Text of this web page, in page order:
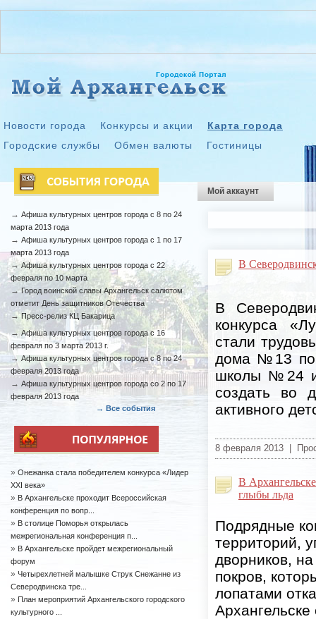
Новости города Конкурсы и акции
Карта города
Городские службы
Обмен валюты Гостиницы
Мой аккаунт
В
В
конкурса
стали
дома №13 по
школы №24 и
создать во
активного
8 февраля 2013 |
В
глыбы льда
Подрядные
территорий,
дворников,
покров,
лопатами
→ Афиша культурных центров города с 8 по 24
марта 2013 года
→ Афиша культурных центров города с 1 по 17
марта 2013 года
→Афиша культурных центров города с 22
февраля по 10 марта
→Город воинской славы Архангельск салютом
отметит День защитников Отечества
→Пресс-релиз КЦ Бакарица
→ Афиша культурных центров города с 16
февраля по 3 марта 2013 г.
→ Афиша культурных центров города с 8 по 24
февраля 2013 года
→ Афиша культурных центров города со 2 по 17
февраля 2013 года
→ Все события
» Онежанка стала победителем конкурса «Лидер
XXI века»
» В Архангельске проходит Всероссийская
конференция по вопр...
» В столице Поморья открылась
межрегиональная конференция п...
» В Архангельске пройдет межрегиональный
форум
» Четырехлетней малышке Струк Снежанне из
Северодвинска тре...
» План мероприятий Архангельского городского
культурного ...